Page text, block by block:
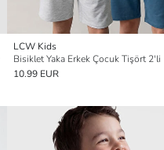
LCW Kids
Bisiklet Yaka Erkek Çocuk Tişört 2'li
10.99 EUR